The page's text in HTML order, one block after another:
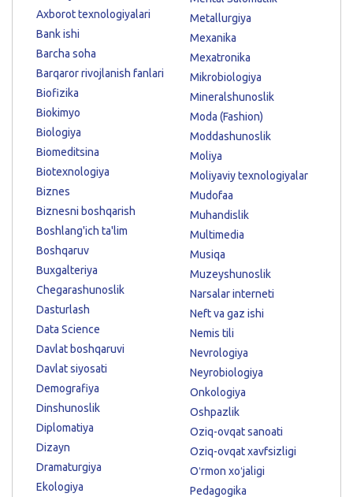
Axborot texnologiyalari
Bank ishi
Barcha soha
Barqaror rivojlanish fanlari
Biofizika
Biokimyo
Biologiya
Biomeditsina
Biotexnologiya
Biznes
Biznesni boshqarish
Boshlang'ich ta'lim
Boshqaruv
Buxgalteriya
Chegarashunoslik
Dasturlash
Data Science
Davlat boshqaruvi
Davlat siyosati
Demografiya
Dinshunoslik
Diplomatiya
Dizayn
Dramaturgiya
Ekologiya
Metallurgiya
Mexanika
Mexatronika
Mikrobiologiya
Mineralshunoslik
Moda (Fashion)
Moddashunoslik
Moliya
Moliyaviy texnologiyalar
Mudofaa
Muhandislik
Multimedia
Musiqa
Muzeyshunoslik
Narsalar interneti
Neft va gaz ishi
Nemis tili
Nevrologiya
Neyrobiologiya
Onkologiya
Oshpazlik
Oziq-ovqat sanoati
Oziq-ovqat xavfsizligi
Oʻrmon xoʻjaligi
Pedagogika